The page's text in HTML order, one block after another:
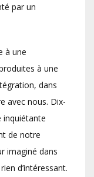
par un
à une
à une
dans
avec nous. Dix-
inquiétante
de notre
imaginé dans
d’intéressant.